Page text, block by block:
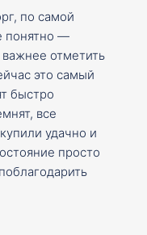
по самой
понятно —
отметить
это самый
быстро
все
удачно и
просто